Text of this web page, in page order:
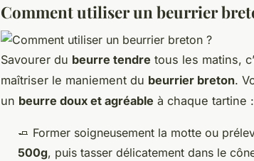
Comment utiliser un beurrier
Savourer du beurre tendre tous les matins,
maîtriser le maniement du beurrier breton.
un beurre doux et agréable à chaque tartine :
🧈 Former soigneusement la motte ou
500g, puis tasser délicatement dans le